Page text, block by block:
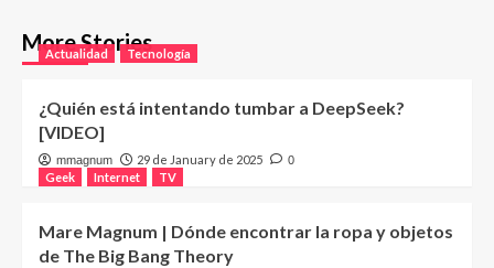
More Stories
Actualidad Tecnología
¿Quién está intentando tumbar a DeepSeek?
[VIDEO]
mmagnum 29 de January de 2025 0
Geek Internet TV
Mare Magnum | Dónde encontrar la ropa y objetos
de The Big Bang Theory